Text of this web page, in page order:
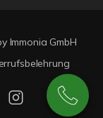
Immonia GmbH